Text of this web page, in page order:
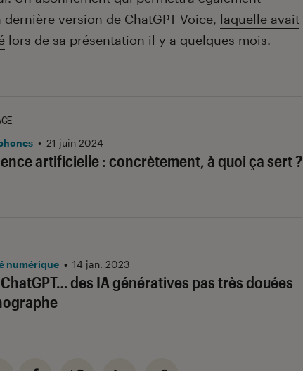
version de ChatGPT Voice, laquelle avait
lors de sa présentation il y a quelques mois.
artificielle : concrètement, à quoi ça sert ?
• 21 juin 2024
des IA génératives pas très douées
numérique • 14 jan. 2023